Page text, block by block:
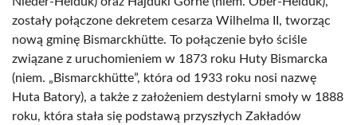
zostały połączone dekretem cesarza Wilhelma II, tworząc
nową gminę Bismarckhütte. To połączenie było ściśle
związane z uruchomieniem w 1873 roku Huty Bismarcka
(niem. „Bismarckhütte”, która od 1933 roku nosi nazwę
Huta Batory), a także z założeniem destylarni smoły w 1888
roku, która stała się podstawą przyszłych Zakładów